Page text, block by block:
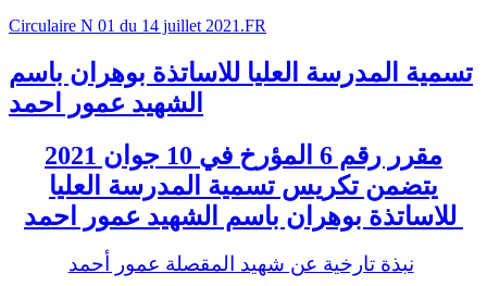
Circulaire N 01 du 14 juillet 2021.FR
تسمية المدرسة العليا للاساتذة بوهران باسم
الشهيد عمور احمد
مقرر رقم 6 المؤرخ في 10 جوان 2021
يتضمن تكريس تسمية المدرسة العليا
نبذة تارخية عن شهيد المقصلة عمور أحمد